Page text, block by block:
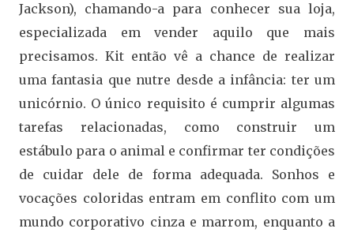
Jackson), chamando-a para conhecer sua loja,
especializada em vender aquilo que mais
precisamos. Kit então vê a chance de realizar
uma fantasia que nutre desde a infância: ter um
unicórnio. O único requisito é cumprir algumas
tarefas relacionadas, como construir um
estábulo para o animal e confirmar ter condições
de cuidar dele de forma adequada. Sonhos e
vocações coloridas entram em conflito com um
mundo corporativo cinza e marrom, enquanto a